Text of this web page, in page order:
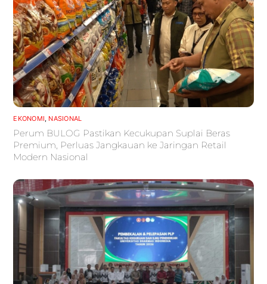
EKONOMI, NASIONAL
Perum BULOG Pastikan Kecukupan Suplai Beras
Premium, Perluas Jangkauan ke Jaringan Retail
Modern Nasional